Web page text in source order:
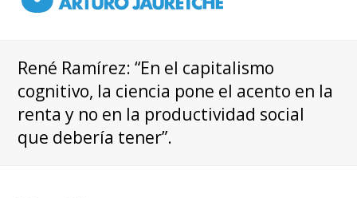
René Ramírez: “En el capitalismo
cognitivo, la ciencia pone el acento en la
renta y no en la productividad social
que debería tener”.